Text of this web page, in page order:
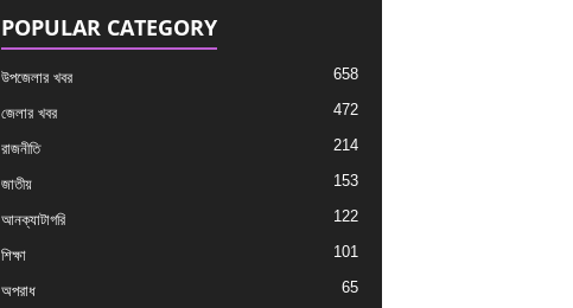
POPULAR CATEGORY
উপজেলার খবর 658
জেলার খবর 472
রাজনীতি 214
জাতীয় 153
আনক্যাটাগরি 122
শিক্ষা 101
অপরাধ 65